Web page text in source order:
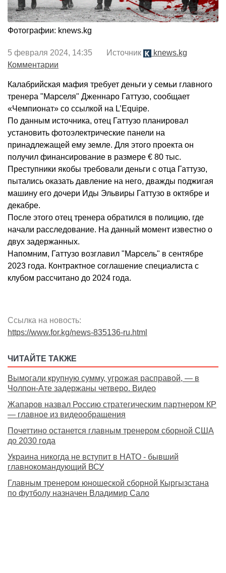
Фотографии: knews.kg
5 февраля 2024, 14:35 Источник
knews.kg
Комментарии
Калабрийская мафия требует деньги у семьи главного
тренера "Марселя" Дженнаро Гаттузо, сообщает
«Чемпионат» со ссылкой на L’Equipe.
По данным источника, отец Гаттузо планировал
установить фотоэлектрические панели на
принадлежащей ему земле. Для этого проекта он
получил финансирование в размере € 80 тыс.
Преступники якобы требовали деньги с отца Гаттузо,
пытались оказать давление на него, дважды поджигая
машину его дочери Иды Эльвиры Гаттузо в октябре и
декабре.
После этого отец тренера обратился в полицию, где
начали расследование. На данный момент известно о
двух задержанных.
Напомним, Гаттузо возглавил "Марсель" в сентябре
2023 года. Контрактное соглашение специалиста с
клубом рассчитано до 2024 года.
Ссылка на новость:
https://www.for.kg/news-835136-ru.html
ЧИТАЙТЕ ТАКЖЕ
Вымогали крупную сумму, угрожая расправой, — в
Чолпон-Ате задержаны четверо. Видео
Жапаров назвал Россию стратегическим партнером КР
— главное из видеообращения
Почеттино останется главным тренером сборной США
до 2030 года
Украина никогда не вступит в НАТО - бывший
главнокомандующий ВСУ
Главным тренером юношеской сборной Кыргызстана
по футболу назначен Владимир Сало